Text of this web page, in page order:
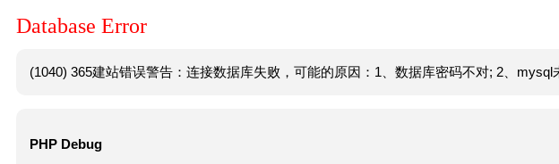
Database Error
(1040) 365建站错误警告：连接数据库失败，可能的原因：1、数据库密码不对; 2、mysql
PHP Debug